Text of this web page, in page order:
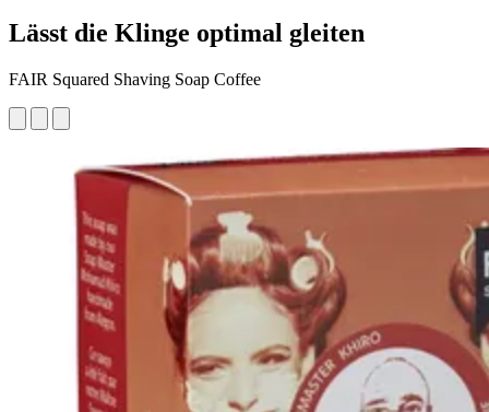
Lässt die Klinge optimal gleiten
FAIR Squared Shaving Soap Coffee